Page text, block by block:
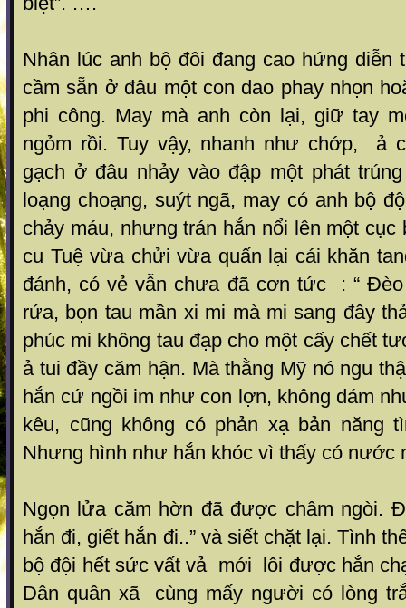
Nhân lúc anh bộ đôi đang cao hứng diễn
cầm sẵn ở đâu một con dao phay nhọn
phi công. May mà anh còn lại, giữ tay
ngỏm rồi. Tuy vậy, nhanh như chớp, ả
gạch ở đâu nhảy vào đập một phát
loạng choạng, suýt ngã, may có anh bộ
chảy máu, nhưng trán hắn nổi lên một cục
cu Tuệ vừa chửi vừa quấn lại cái khăn
đánh, có vẻ vẫn chưa đã cơn tức : “
rứa, bọn tau mần xi mi mà mi sang đây
phúc mi không tau đạp cho một cấy chết
ả tui đầy căm hận. Mà thằng Mỹ nó ngu
hắn cứ ngồi im như con lợn, không dám
kêu, cũng không có phản xạ bản năng
Nhưng hình như hắn khóc vì thấy có nước
Ngọn lửa căm hờn đã được châm ngòi.
hắn đi, giết hắn đi..” và siết chặt lại. Tình
bộ đội hết sức vất vả mới lôi được hắn
Dân quân xã cùng mấy người có lòng